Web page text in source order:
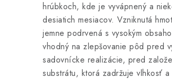
hrúbkoch, kde je vyvápnený a
desiatich mesiacov. Vzniknutá
jemne podrvená s vysokým
vhodný na zlepšovanie pôd pred
sadovnícke realizácie, pred
substrátu, ktorá zadržuje vlhkosť